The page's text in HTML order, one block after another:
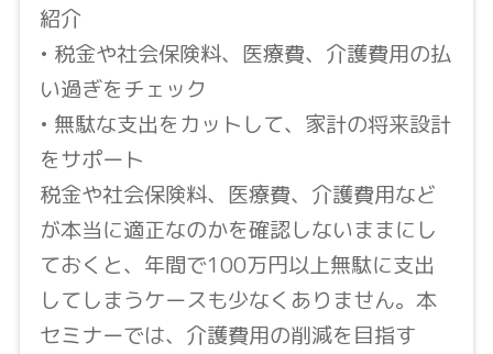
紹介
• 税金や社会保険料、医療費、介護費用の払
い過ぎをチェック
• 無駄な支出をカットして、家計の将来設計
をサポート
税金や社会保険料、医療費、介護費用など
が本当に適正なのかを確認しないままにし
ておくと、年間で100万円以上無駄に支出
してしまうケースも少なくありません。本
セミナーでは、介護費用の削減を目指す